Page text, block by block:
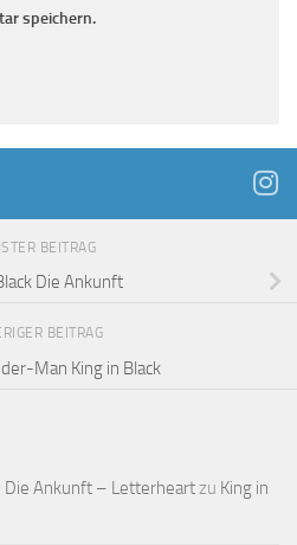
speichern.
BEITRAG
Die Ankunft
BEITRAG
Man King in Black
Die Ankunft – Letterheartzu King in